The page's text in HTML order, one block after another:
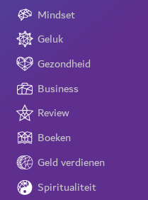
Mindset
Geluk
Gezondheid
Business
Review
Boeken
Geld verdienen
Spiritualiteit